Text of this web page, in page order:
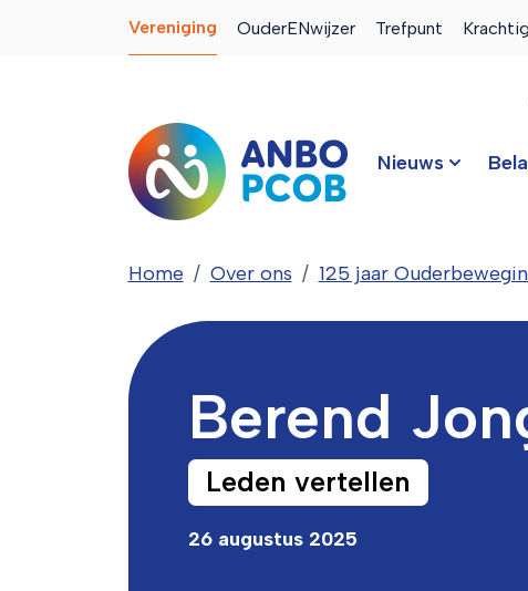
Vereniging OuderENwijzer Trefpunt
Nieuws
Home Over ons 125 jaar
Berend
Leden vertellen
26 augustus 2025